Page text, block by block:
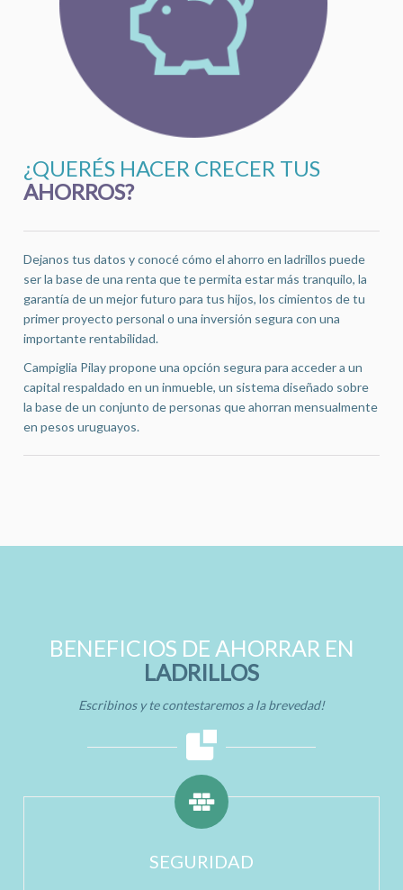
¿QUERÉS HACER CRECER TUS
AHORROS?
Dejanos tus datos y conocé cómo el ahorro en ladrillos puede
ser la base de una renta que te permita estar más tranquilo, la
garantía de un mejor futuro para tus hijos, los cimientos de tu
primer proyecto personal o una inversión segura con una
importante rentabilidad.
Campiglia Pilay propone una opción segura para acceder a un
capital respaldado en un inmueble, un sistema diseñado sobre
la base de un conjunto de personas que ahorran mensualmente
en pesos uruguayos.
BENEFICIOS DE AHORRAR EN
LADRILLOS
Escribinos y te contestaremos a la brevedad!
SEGURIDAD